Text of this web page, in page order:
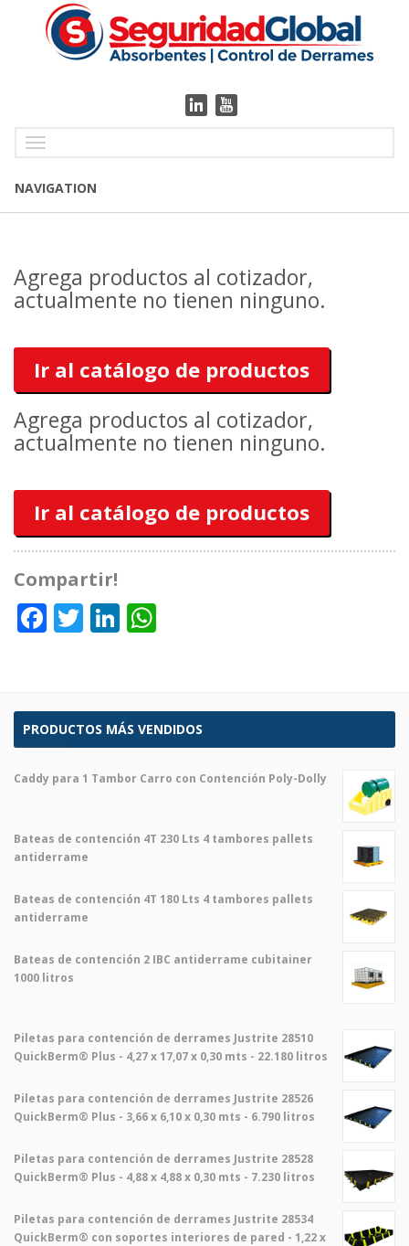
NAVIGATION
Agrega productos al cotizador,
actualmente no tienen ninguno.
Ir al catálogo de productos
Agrega productos al cotizador,
actualmente no tienen ninguno.
Ir al catálogo de productos
Compartir!
Facebook
TwitterLinkedIn
PRODUCTOS MÁS VENDIDOS
Caddy para 1 Tambor Carro con Contención Poly-Dolly
Bateas de contención 4T 230 Lts 4 tambores pallets
antiderrame
Bateas de contención 4T 180 Lts 4 tambores pallets
antiderrame
Bateas de contención 2 IBC antiderrame cubitainer
1000 litros
Piletas para contención de derrames Justrite 28510
QuickBerm® Plus - 4,27 x 17,07 x 0,30 mts - 22.180 litros
Piletas para contención de derrames Justrite 28526
QuickBerm® Plus - 3,66 x 6,10 x 0,30 mts - 6.790 litros
Piletas para contención de derrames Justrite 28528
QuickBerm® Plus - 4,88 x 4,88 x 0,30 mts - 7.230 litros
Piletas para contención de derrames Justrite 28534
QuickBerm® con soportes interiores de pared - 1,22 x